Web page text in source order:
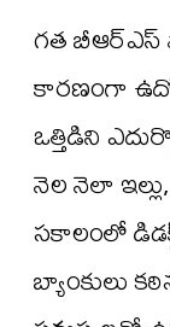
గత బీఆర్ఎస్
కారణంగా
ఒత్తిడిని
నెల నెలా
సకాలంలో
బ్యాంకులు